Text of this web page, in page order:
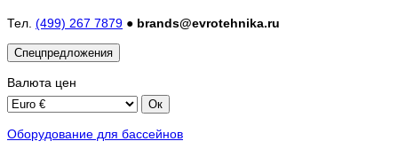
Тел. (499) 267 7879 ● brands@evrotehnika.ru
Спецпредложения
Валюта цен
Оборудование для бассейнов